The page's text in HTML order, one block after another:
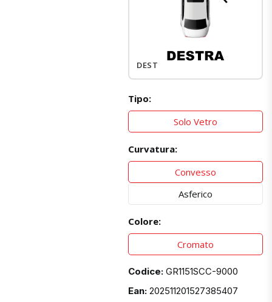
DESTRO
Tipo:
Solo Vetro
Curvatura:
Convesso
Asferico
Colore:
Cromato
Codice: GR1151SCC-9000
Ean: 202511201527385407